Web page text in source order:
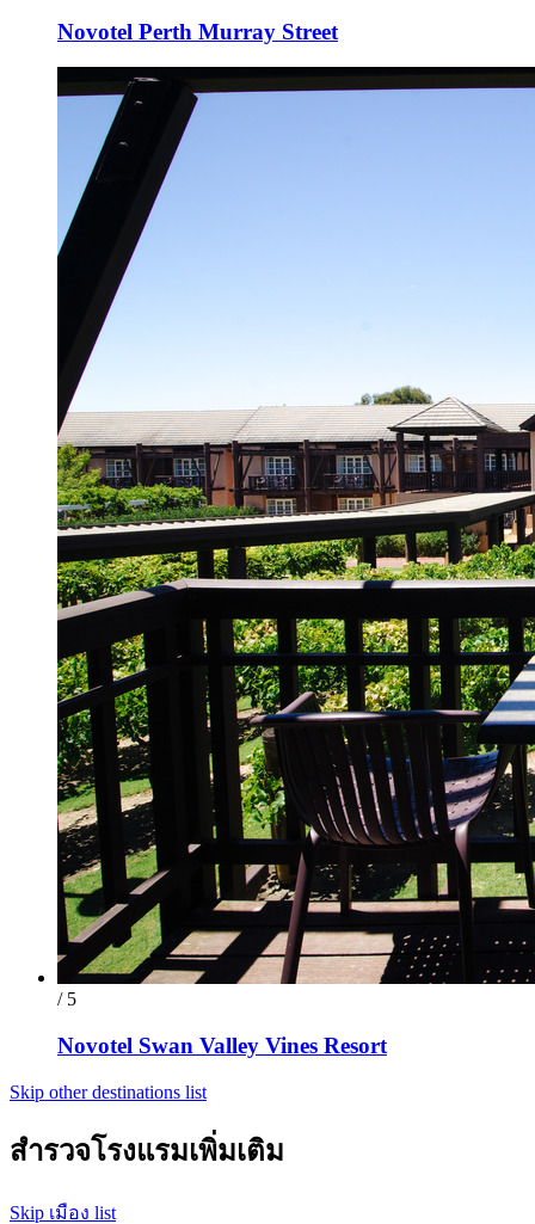
Novotel Perth Murray Street
/ 5
Novotel Swan Valley Vines Resort
Skip other destinations list
สำรวจโรงแรมเพิ่มเติม
Skip เมือง list